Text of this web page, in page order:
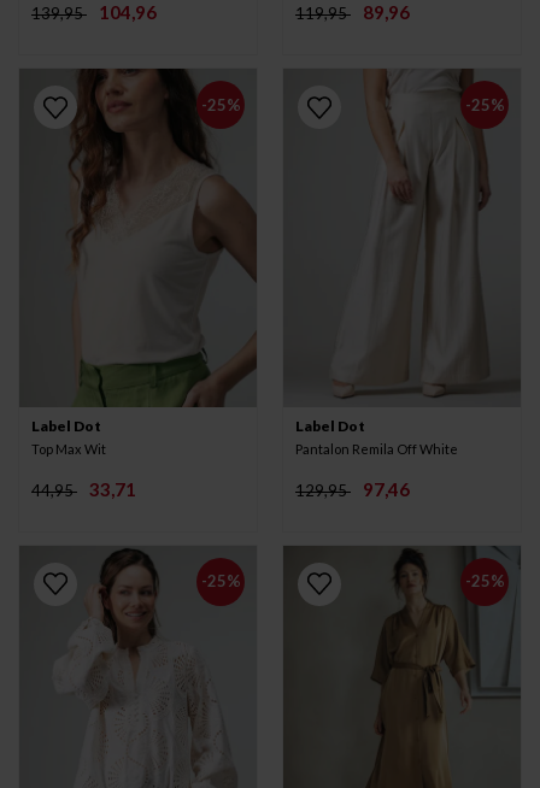
139,95 104,96 119,95 89,96
-25%
Label Dot
Top Max Wit
44,95 33,71
-25%
Label Dot
Pantalon Remila Off White
129,95 97,46
-25% -25%